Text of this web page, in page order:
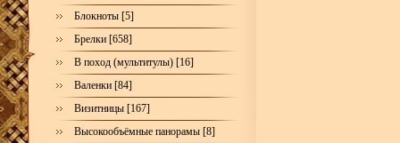
Блокноты [5]
Брелки [658]
В поход (мультитулы) [16]
Валенки [84]
Визитницы [167]
Высокообъёмные панорамы [8]